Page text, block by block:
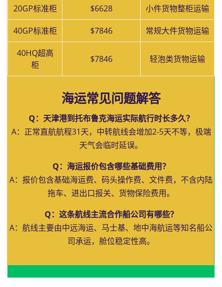
20GP标准柜 $6628 小件货物整柜运输
40GP标准柜 $7846 常规大件货物运输
40HQ超高
柜
$7846 轻泡类货物运输
海运常见问题解答
Q：天津港到托布鲁克海运实际航行时长多久？
A：正常直航航程31天，中转航线会增加2-5天不等，极端
天气会临时延误。
Q：海运报价包含哪些基础费用？
A：报价包含基础海运费、码头操作费、文件费，不含内陆
拖车、进出口报关、货物保险费用。
Q：这条航线主流合作船公司有哪些？
A：航线主要由中远海运、马士基、地中海航运等知名船公
司承运，舱位稳定性高。